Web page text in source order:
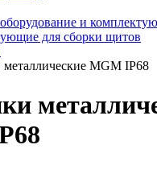
и
для сборки щитов
MGM IP68